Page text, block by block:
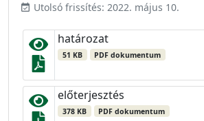
event_available Utolsó frissítés: 2022. május 10.
határozat
51 KB PDF dokumentum
előterjesztés
378 KB PDF dokumentum